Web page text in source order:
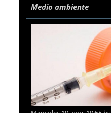
Medio ambiente